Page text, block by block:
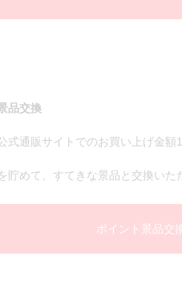
品交換
式通販サイトでのお買い上げ金額
貯めて、すてきな景品と交換いた
ポイント景品交